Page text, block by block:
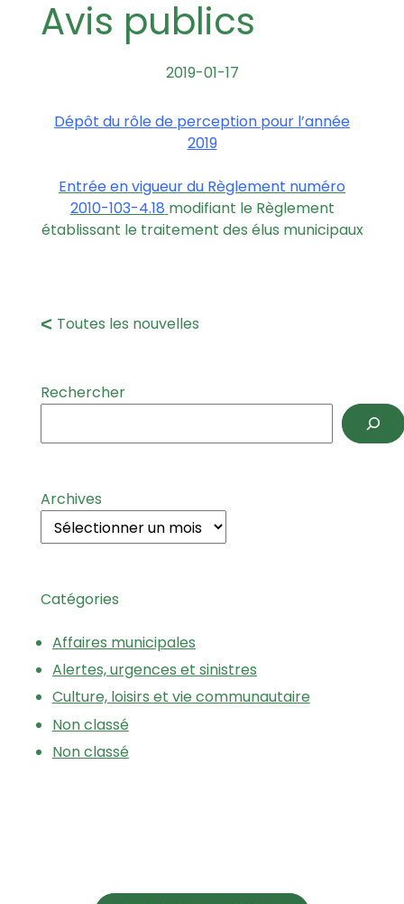
Avis publics
2019-01-17
Dépôt du rôle de perception pour l’année
2019
Entrée en vigueur du Règlement numéro
2010-103-4.18 modifiant le Règlement
établissant le traitement des élus municipaux
Toutes les nouvelles
Rechercher
Archives
Catégories
Affaires municipales
Alertes, urgences et sinistres
Culture, loisirs et vie communautaire
Non classé
Non classé